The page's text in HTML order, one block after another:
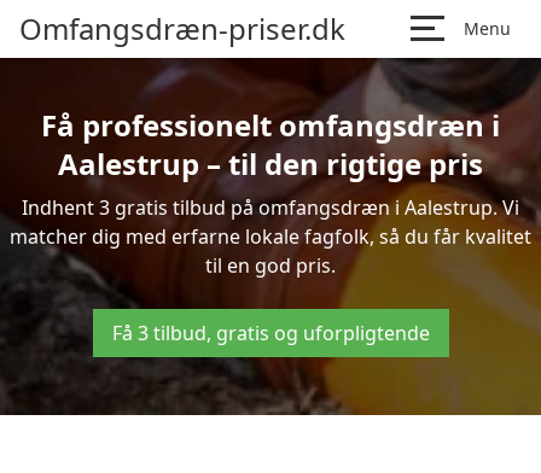
Omfangsdræn-priser.dk Menu
Få professionelt omfangsdræn i
Aalestrup – til den rigtige pris
Indhent 3 gratis tilbud på omfangsdræn i Aalestrup. Vi
matcher dig med erfarne lokale fagfolk, så du får kvalitet
til en god pris.
Få 3 tilbud, gratis og uforpligtende